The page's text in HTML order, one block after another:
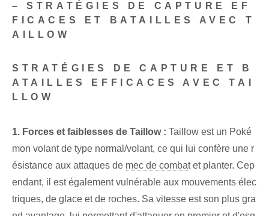
– STRATÉGIES DE CAPTURE EF
FICACES ET BATAILLES AVEC T
AILLOW
STRATÉGIES DE CAPTURE ET B
ATAILLES EFFICACES AVEC TAI
LLOW
1. Forces et faiblesses⁣ de⁢ Taillow : Taillow‌ est un Poké
mon volant de type normal/volant, ce qui lui confère une r
ésistance aux attaques de mec de combatet planter. Cep
endant, il est également vulnérable aux mouvements élec
triques, de glace et de roches. Sa vitesse est son plus gra